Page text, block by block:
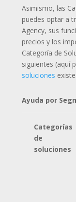
Asimismo, las
puedes optar a
Agency, sus
precios y los
Categoría de
siguientes (aquí
soluciones
Ayuda por
Categorías
de
soluciones